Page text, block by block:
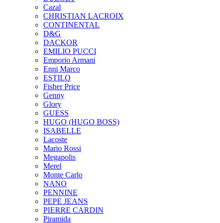
Cazal
CHRISTIAN LACROIX
CONTINENTAL
D&G
DACKOR
EMILIO PUCCI
Emporio Armani
Enni Marco
ESTILO
Fisher Price
Genny
Glory
GUESS
HUGO (HUGO BOSS)
ISABELLE
Lacoste
Mario Rossi
Megapolis
Merel
Monte Carlo
NANO
PENNINE
PEPE JEANS
PIERRE CARDIN
Piramida